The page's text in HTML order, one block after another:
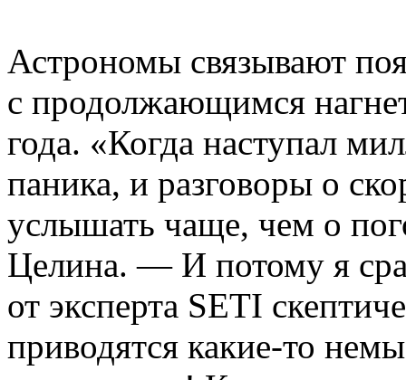
Астрономы связывают
с продолжающимся
года. «Когда наступал
паника, и разговоры о
услышать чаще, чем о
Целина. — И потому я
от эксперта SETI
приводятся какие-то